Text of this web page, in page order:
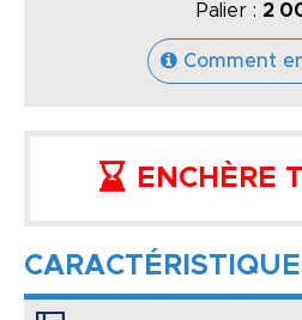
Palier : 2
Comment
ENCHÈRE